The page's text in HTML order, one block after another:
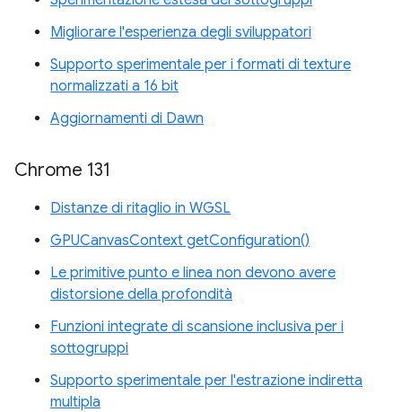
Migliorare l'esperienza degli sviluppatori
Supporto sperimentale per i formati di texture
normalizzati a 16 bit
Aggiornamenti di Dawn
Chrome 131
Distanze di ritaglio in WGSL
GPUCanvasContext getConfiguration()
Le primitive punto e linea non devono avere
distorsione della profondità
Funzioni integrate di scansione inclusiva per i
sottogruppi
Supporto sperimentale per l'estrazione indiretta
multipla